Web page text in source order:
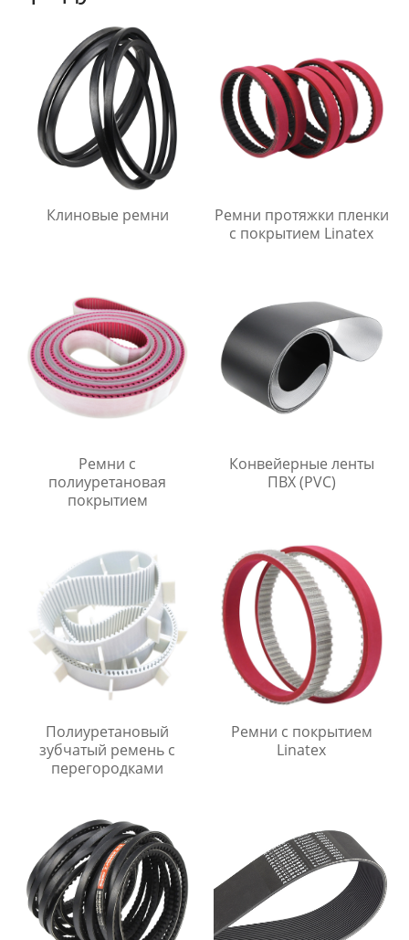
Клиновые ремни
Ремни протяжки пленки
с покрытием Linatex
Ремни с
полиуретановая
покрытием
Конвейерные ленты
ПВХ (PVC)
Полиуретановый
зубчатый ремень с
перегородками
Ремни с покрытием
Linatex